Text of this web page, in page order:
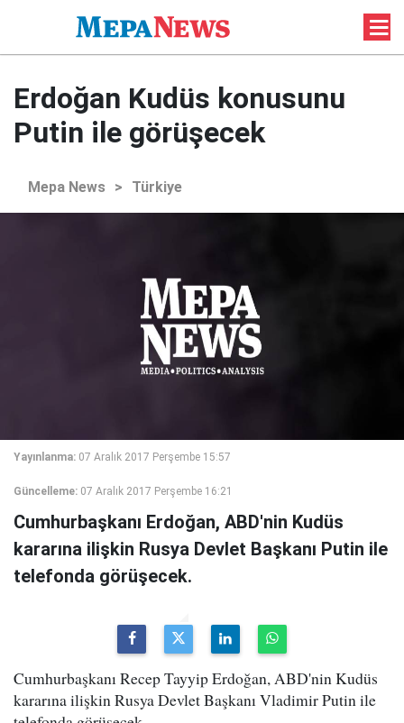
Erdoğan Kudüs konusunu
Putin ile görüşecek
Mepa News > Türkiye
Yayınlanma: 07 Aralık 2017 Perşembe 15:57
Güncelleme: 07 Aralık 2017 Perşembe 16:21
Cumhurbaşkanı Erdoğan, ABD'nin Kudüs
kararına ilişkin Rusya Devlet Başkanı Putin ile
telefonda görüşecek.
Cumhurbaşkanı Recep Tayyip Erdoğan, ABD'nin Kudüs
kararına ilişkin Rusya Devlet Başkanı Vladimir Putin ile